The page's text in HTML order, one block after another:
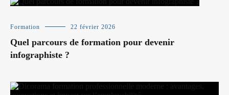
Formation 22 février 2026
Quel parcours de formation pour devenir
infographiste ?